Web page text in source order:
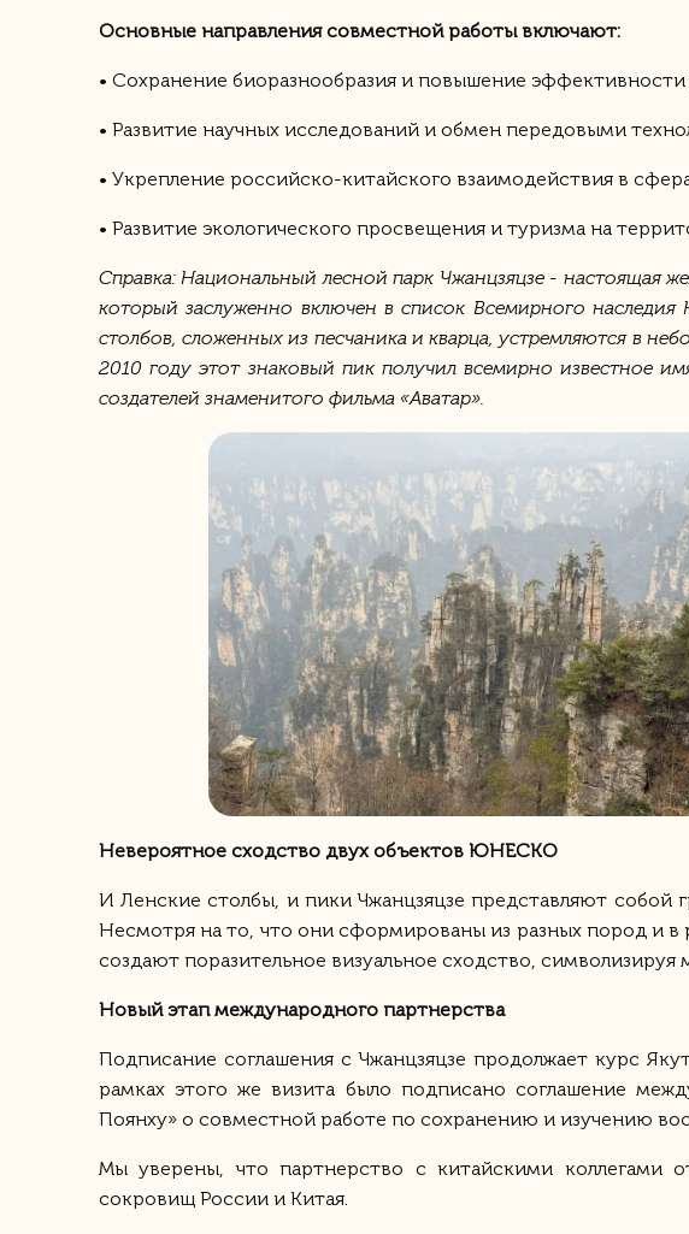
Основные направления совместной работы включают:
• Сохранение биоразнообразия и повышение
• Развитие научных исследований и обмен передовыми
• Укрепление российско-китайского взаимодействия в
• Развитие экологического просвещения и туризма на
Справка: Национальный лесной парк Чжанцзяцзе - настоящая
который заслуженно включен в список Всемирного
столбов, сложенных из песчаника и кварца, устремляются в
2010 году этот знаковый пик получил всемирно известное
создателей знаменитого фильма «Аватар».
Невероятное сходство двух объектов ЮНЕСКО
И Ленские столбы, и пики Чжанцзяцзе представляют
Несмотря на то, что они сформированы из разных пород и в
создают поразительное визуальное сходство, символизируя
Новый этап международного партнерства
Подписание соглашения с Чжанцзяцзе продолжает курс
рамках этого же визита было подписано соглашение
Поянху» о совместной работе по сохранению и изучению
Мы уверены, что партнерство с китайскими коллегами
сокровищ России и Китая.